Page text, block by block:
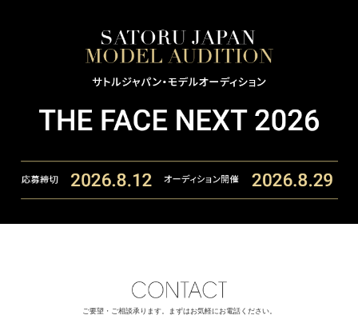
ご要望・ご相談承ります。まずはお気軽にお電話ください。